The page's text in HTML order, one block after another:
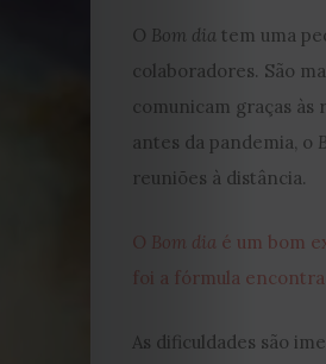
JULHO
2026
2025
2023
2022
O Bom dia tem uma
colaboradores. São
comunicam graças
antes da pandemia, o
reuniões à distância.
O Bom dia é um bom
foi a fórmula
As dificuldades são